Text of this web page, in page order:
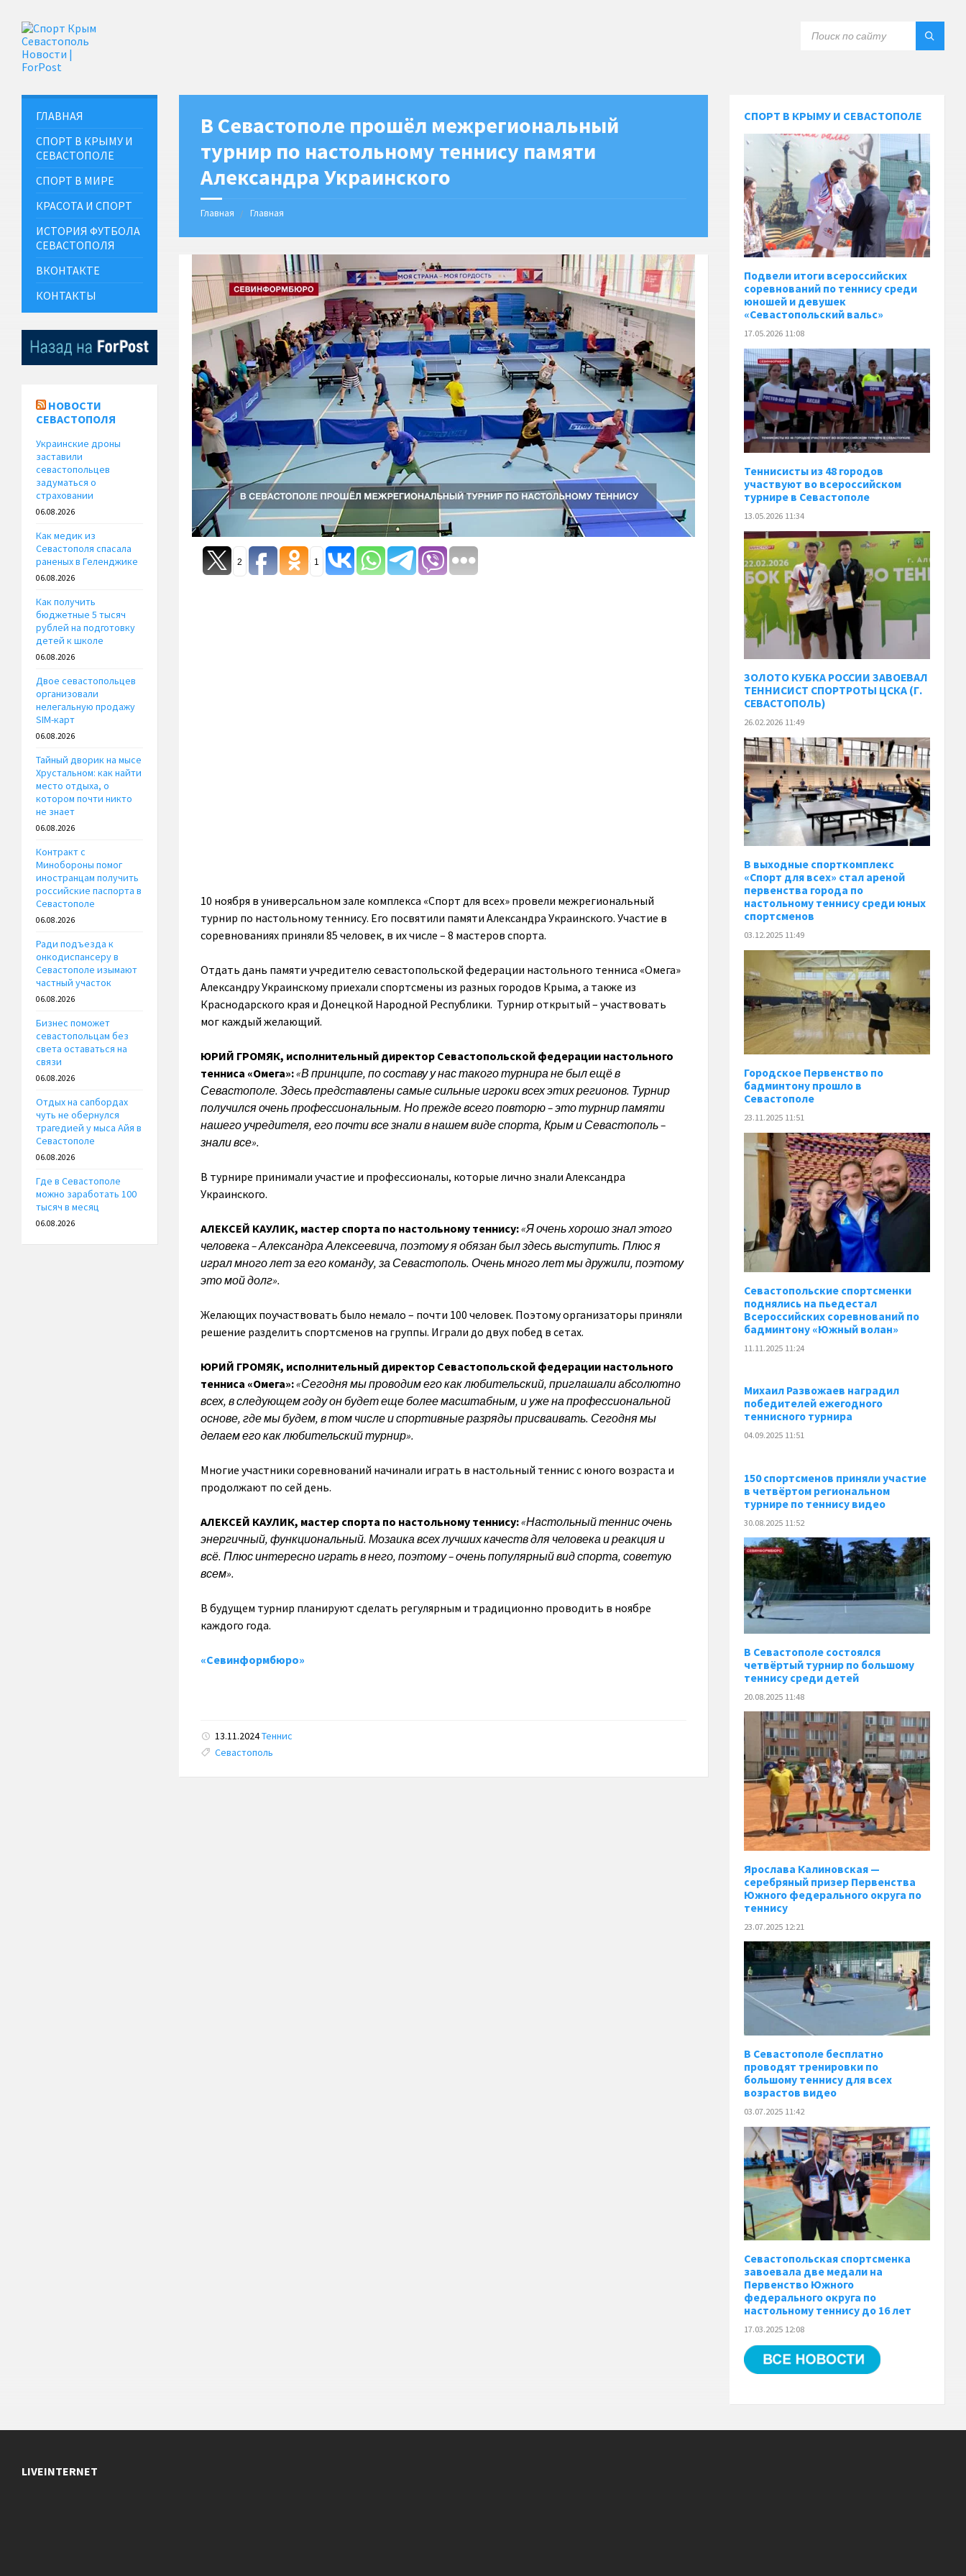
В Севастополе прошёл межрегиональный
турнир по настольному теннису памяти
Александра Украинского
Главная Главная
2 1
10 ноября в универсальном зале комплекса «Спорт для всех» провели межрегиональный
турнир по настольному теннису. Его посвятили памяти Александра Украинского. Участие в
соревнованиях приняли 85 человек, в их числе – 8 мастеров спорта.
Отдать дань памяти учредителю севастопольской федерации настольного тенниса «Омега»
Александру Украинскому приехали спортсмены из разных городов Крыма, а также из
Краснодарского края и Донецкой Народной Республики. Турнир открытый – участвовать
мог каждый желающий.
ЮРИЙ ГРОМЯК, исполнительный директор Севастопольской федерации настольного
тенниса «Омега»:«В принципе, по составу у нас такого турнира не был ещё в
Севастополе. Здесь представлены самые сильные игроки всех этих регионов. Турнир
получился очень профессиональным. Но прежде всего повторю – это турнир памяти
нашего учредителя, его почти все знали в нашем виде спорта, Крым и Севастополь –
знали все».
В турнире принимали участие и профессионалы, которые лично знали Александра
Украинского.
АЛЕКСЕЙ КАУЛИК, мастер спорта по настольному теннису:«Я очень хорошо знал этого
человека – Александра Алексеевича, поэтому я обязан был здесь выступить. Плюс я
играл много лет за его команду, за Севастополь. Очень много лет мы дружили, поэтому
это мой долг».
Желающих поучаствовать было немало – почти 100 человек. Поэтому организаторы приняли
решение разделить спортсменов на группы. Играли до двух побед в сетах.
ЮРИЙ ГРОМЯК, исполнительный директор Севастопольской федерации настольного
тенниса «Омега»:«Сегодня мы проводим его как любительский, приглашали абсолютно
всех, в следующем году он будет еще более масштабным, и уже на профессиональной
основе, где мы будем, в том числе и спортивные разряды присваивать. Сегодня мы
делаем его как любительский турнир».
Многие участники соревнований начинали играть в настольный теннис с юного возраста и
продолжают по сей день.
АЛЕКСЕЙ КАУЛИК, мастер спорта по настольному теннису:«Настольный теннис очень
энергичный, функциональный. Мозаика всех лучших качеств для человека и реакция и
всё. Плюс интересно играть в него, поэтому – очень популярный вид спорта, советую
всем».
В будущем турнир планируют сделать регулярным и традиционно проводить в ноябре
каждого года.
«Севинформбюро»
13.11.2024Теннис
Tags:
Севастополь
ГЛАВНАЯ
СПОРТ В КРЫМУ И
СЕВАСТОПОЛЕ
СПОРТ В МИРЕ
КРАСОТА И СПОРТ
ИСТОРИЯ ФУТБОЛА
СЕВАСТОПОЛЯ
ВКОНТАКТЕ
КОНТАКТЫ
НОВОСТИ
СЕВАСТОПОЛЯ
Украинские дроны
заставили
севастопольцев
задуматься о
страховании
06.08.2026
Как медик из
Севастополя спасала
раненых в Геленджике
06.08.2026
Как получить
бюджетные 5 тысяч
рублей на подготовку
детей к школе
06.08.2026
Двое севастопольцев
организовали
нелегальную продажу
SIM-карт
06.08.2026
Тайный дворик на мысе
Хрустальном: как найти
место отдыха, о
котором почти никто
не знает
06.08.2026
Контракт с
Минобороны помог
иностранцам получить
российские паспорта в
Севастополе
06.08.2026
Ради подъезда к
онкодиспансеру в
Севастополе изымают
частный участок
06.08.2026
Бизнес поможет
севастопольцам без
света оставаться на
связи
06.08.2026
Отдых на сапбордах
чуть не обернулся
трагедией у мыса Айя в
Севастополе
06.08.2026
Где в Севастополе
можно заработать 100
тысяч в месяц
06.08.2026
СПОРТ В КРЫМУ И СЕВАСТОПОЛЕ
Подвели итоги всероссийских
соревнований по теннису среди
юношей и девушек
«Севастопольский вальс»
17.05.2026 11:08
Теннисисты из 48 городов
участвуют во всероссийском
турнире в Севастополе
13.05.2026 11:34
ЗОЛОТО КУБКА РОССИИ ЗАВОЕВАЛ
ТЕННИСИСТ СПОРТРОТЫ ЦСКА (Г.
СЕВАСТОПОЛЬ)
26.02.2026 11:49
В выходные спорткомплекс
«Спорт для всех» стал ареной
первенства города по
настольному теннису среди юных
спортсменов
03.12.2025 11:49
Городское Первенство по
бадминтону прошло в
Севастополе
23.11.2025 11:51
Севастопольские спортсменки
поднялись на пьедестал
Всероссийских соревнований по
бадминтону «Южный волан»
11.11.2025 11:24
Михаил Развожаев наградил
победителей ежегодного
теннисного турнира
04.09.2025 11:51
150 спортсменов приняли участие
в четвёртом региональном
турнире по теннису видео
30.08.2025 11:52
В Севастополе состоялся
четвёртый турнир по большому
теннису среди детей
20.08.2025 11:48
Ярослава Калиновская —
серебряный призер Первенства
Южного федерального округа по
теннису
23.07.2025 12:21
В Севастополе бесплатно
проводят тренировки по
большому теннису для всех
возрастов видео
03.07.2025 11:42
Севастопольская спортсменка
завоевала две медали на
Первенство Южного
федерального округа по
настольному теннису до 16 лет
17.03.2025 12:08
LIVEINTERNET